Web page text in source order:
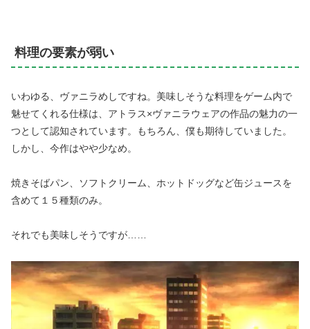
料理の要素が弱い
いわゆる、ヴァニラめしですね。美味しそうな料理をゲーム内で
魅せてくれる仕様は、アトラス×ヴァニラウェアの作品の魅力の一
つとして認知されています。もちろん、僕も期待していました。
しかし、今作はやや少なめ。
焼きそばパン、ソフトクリーム、ホットドッグなど缶ジュースを
含めて１５種類のみ。
それでも美味しそうですが……